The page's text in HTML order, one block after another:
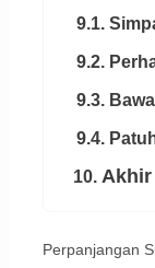
9.1.
9.2.
9.3.
9.4.
10. Akhir
Perpanjangan